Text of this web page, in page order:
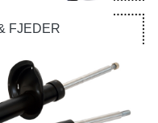
FJEDER